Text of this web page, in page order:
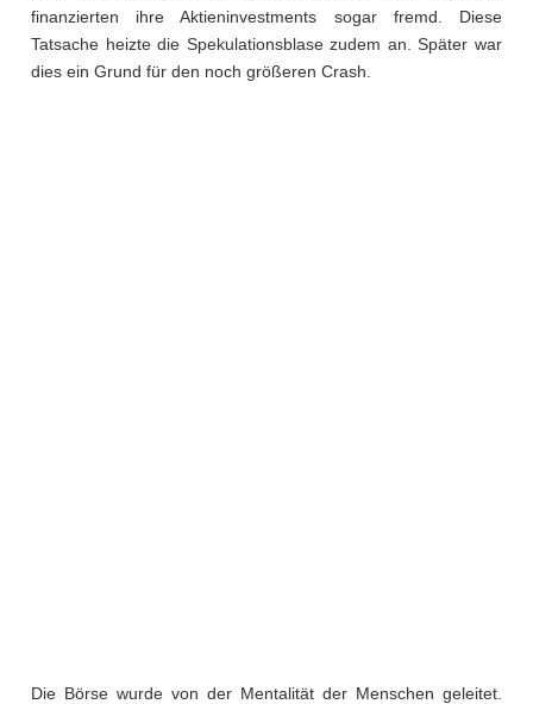
finanzierten ihre Aktieninvestments sogar fremd. Diese
Tatsache heizte die Spekulationsblase zudem an. Später war
dies ein Grund für den noch größeren Crash.
Die Börse wurde von der Mentalität der Menschen geleitet.